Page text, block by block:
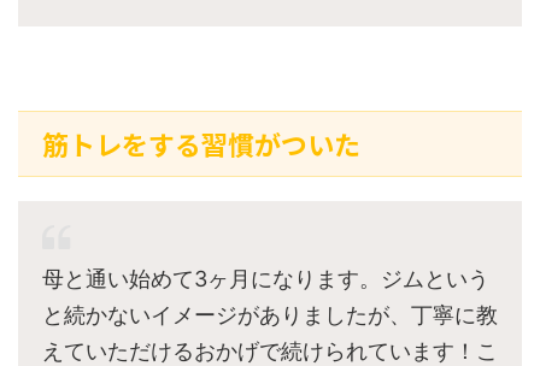
筋トレをする習慣がついた
母と通い始めて3ヶ月になります。ジムという
と続かないイメージがありましたが、丁寧に教
えていただけるおかげで続けられています！こ